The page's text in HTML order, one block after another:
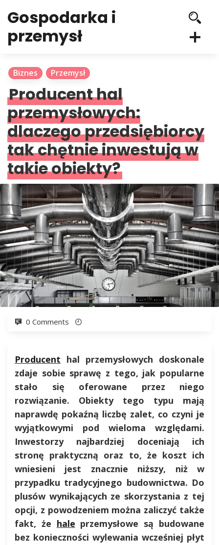
Gospodarka i
przemysł
Biznes Przemysł
Producent hal
przemysłowych:
dlaczego przedsiębiorcy
tak chętnie inwestują w
takie obiekty?
0 Comments
Producent hal przemysłowych doskonale
zdaje sobie sprawę z tego, jak popularne
stało się oferowane przez niego
rozwiązanie. Obiekty tego typu mają
naprawdę pokaźną liczbę zalet, co czyni je
wyjątkowymi pod wieloma względami.
Inwestorzy najbardziej doceniają ich
stronę praktyczną oraz to, że koszt ich
wniesieni jest znacznie niższy, niż w
przypadku tradycyjnego budownictwa. Do
plusów wynikających ze skorzystania z tej
opcji, z powodzeniem można zaliczyć także
fakt, że hale przemysłowe są budowane
bez konieczności wylewania wcześniej płyt